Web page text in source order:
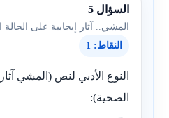
السؤال 5
المشي.. آثار إيجابية على الحالة
النقاط: 1
النوع الأدبي لنص (المشي
الصحية):